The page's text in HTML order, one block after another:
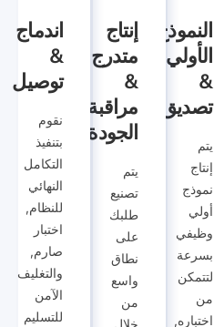
النموذج
الأولي
&
تصديق
يتم
إنتاج
نموذج
أولي
وظيفي
بسرعة
لتتمكن
من
اختباره,
إنتاج
متدرج
&
مراقبة
الجودة
يتم
تصنيع
طلبك
على
نطاق
واسع
من
خلال
اندماج
&
توصيل
نقوم
بتنفيذ
التكامل
النهائي
للنظام,
اختبار
صارم,
والتغليف
الآمن
للتسليم